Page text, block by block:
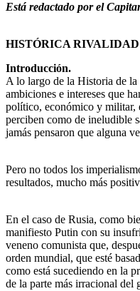
Está redactado por el
HISTÓRICA
Introducción.
A lo largo de la Historia de la
ambiciones e intereses que
político, económico y militar,
perciben como de ineludible
jamás pensaron que alguna
Pero no todos los
resultados, mucho más
En el caso de Rusia, como
manifiesto Putin con su
veneno comunista que,
orden mundial, que esté
como está sucediendo en la
de la parte más irracional del